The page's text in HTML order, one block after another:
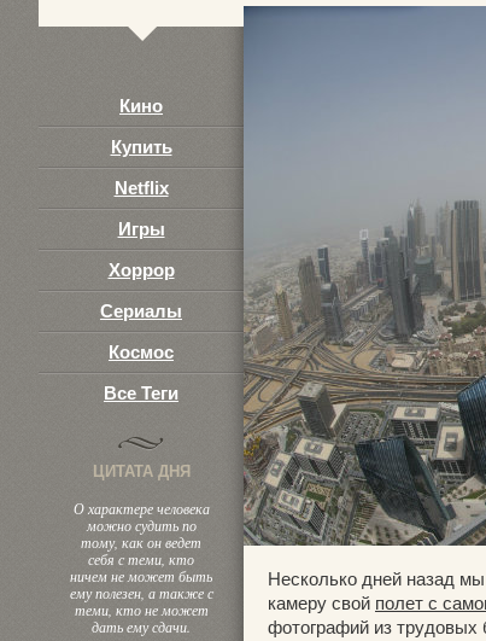
Кино
Купить
Netflix
Игры
Хоррор
Сериалы
Космос
Все Теги
ЦИТАТА ДНЯ
О характере человека
можно судить по
тому, как он ведет
себя с теми, кто
ничем не может быть
ему полезен, а также с
теми, кто не может
дать ему сдачи.
Несколько дней назад
камеру свой полет с
фотографий из трудовых